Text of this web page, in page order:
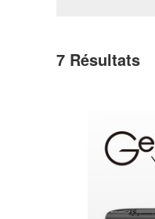
7 Résultats